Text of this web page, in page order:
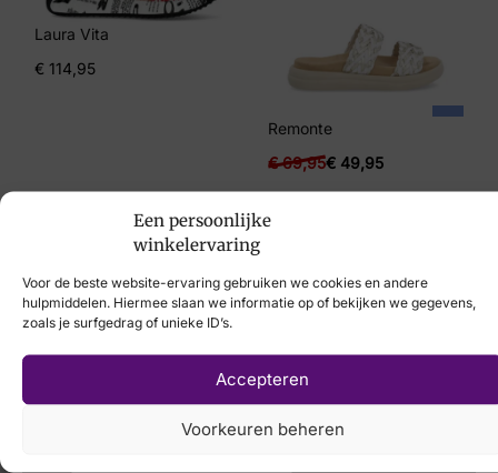
Een persoonlijke
winkelervaring
Voor de beste website-ervaring gebruiken we cookies en andere
hulpmiddelen. Hiermee slaan we informatie op of bekijken we gegevens,
zoals je surfgedrag of unieke ID’s.
Accepteren
Voorkeuren beheren
Gabor
Artikelnummer
Laura Vita
€ 114,95
Remonte
€69,95€49,95
Laat uw voeten
scannenmet de
nieuwste 3D
technologie